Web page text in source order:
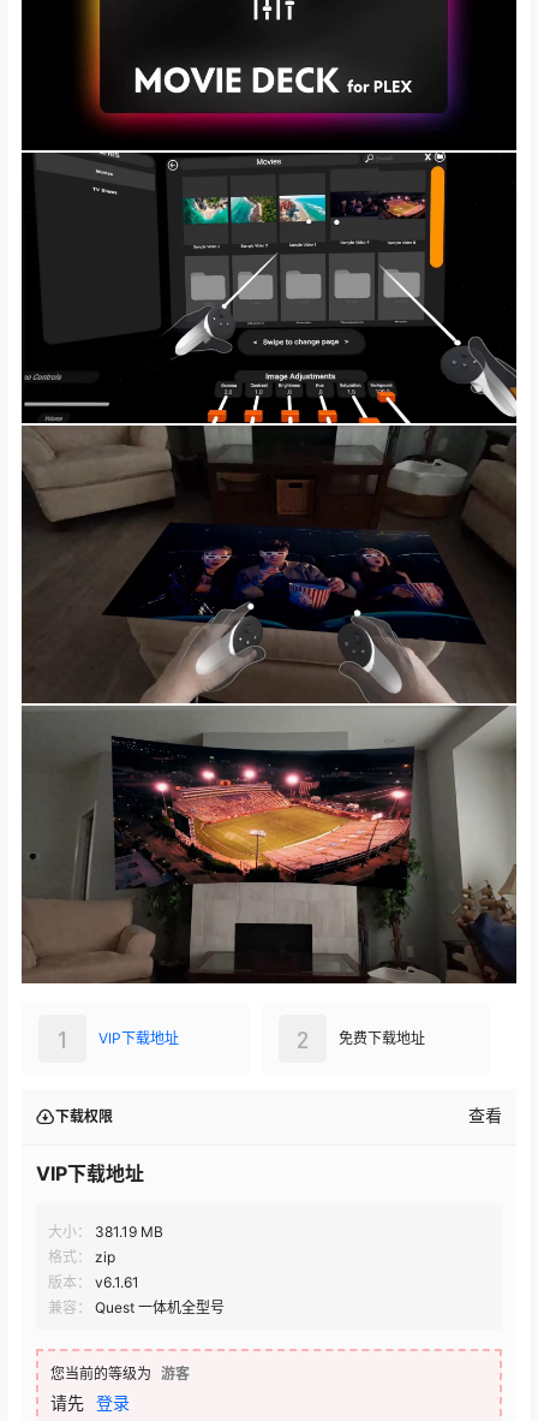
VIP下载地址
1 免费下载地址
2
下载权限 查看
VIP下载地址
大小：
381.19 MB
格式：
zip
版本：
v6.1.61
兼容：
Quest 一体机全型号
您当前的等级为 游客
请先 登录